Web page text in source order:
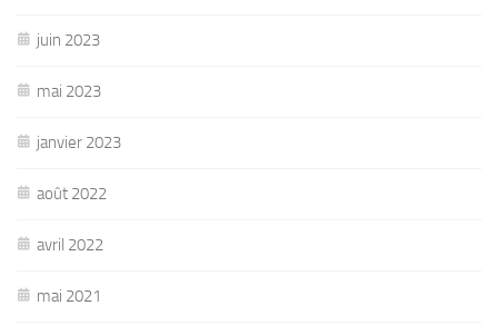
juin 2023
mai 2023
janvier 2023
août 2022
avril 2022
mai 2021